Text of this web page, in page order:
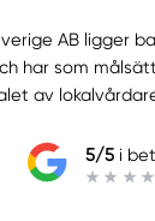
AB ligger
har som
av
5/5i